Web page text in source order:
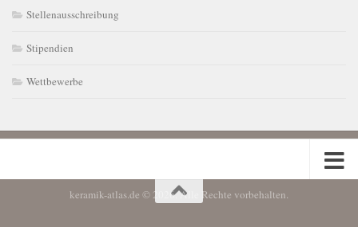
Stellenausschreibung
Stipendien
Wettbewerbe
keramik-atlas.de © 2026. Alle Rechte vorbehalten.